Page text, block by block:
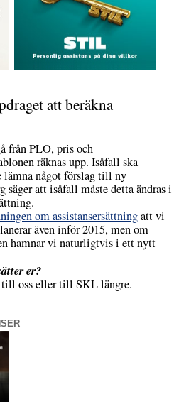
att beräkna
från PLO, pris och
räknas upp. Isåfall ska
lämna något förslag till ny
säger att isåfall måste detta ändras i
om assistansersättningatt vi
även inför 2015, men om
hamnar vi naturligtvis i ett nytt
er?
till oss eller till SKL längre.